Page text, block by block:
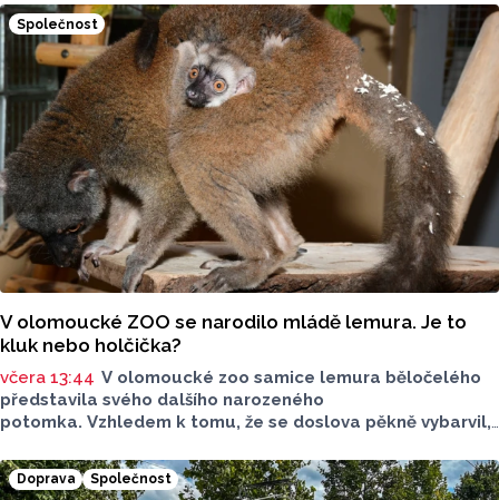
jsou doplněny dobovými snímky. Podle autorky publikace
Šárky Krákorové Pajůrkové tomu předcházelo 13 let
pátrání po jejich osudech. Kniha vychází u příležitosti
letošního 770. výročí povýšení Přerova na královské město,
sdělila ČTK mluvčí radnice Lenka Chalupová.
Společnost
V olomoucké ZOO se narodilo mládě lemura. Je to
kluk nebo holčička?
včera 13:44 V olomoucké zoo samice lemura běločelého
představila svého dalšího narozeného
potomka. Vzhledem k tomu, že se doslova pěkně vybarvil,
hnědé, případně hnědošedé, zato samci se pyšní bílým
zbarvením hlavy.
Doprava Společnost